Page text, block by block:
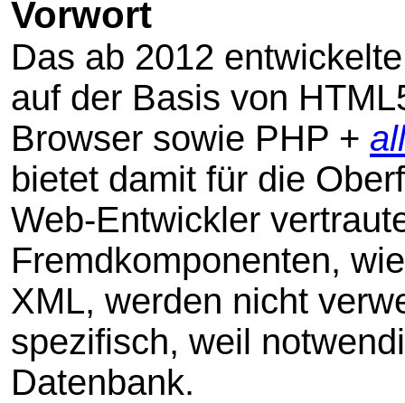
Vorwort
Das ab 2012
auf der Basis von
Browser sowie PHP +
bietet damit für die
Web-Entwickler
Fremdkomponenten,
XML, werden nicht
spezifisch, weil
Datenbank.